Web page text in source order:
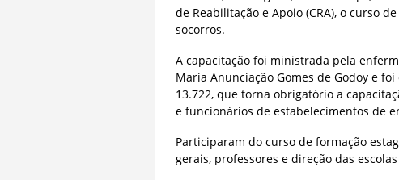
de Reabilitação e Apoio (CRA), o curso
socorros.
A capacitação foi ministrada pela
Maria Anunciação Gomes de Godoy e
13.722, que torna obrigatório a
e funcionários de estabelecimentos de
Participaram do curso de formação
gerais, professores e direção das escolas